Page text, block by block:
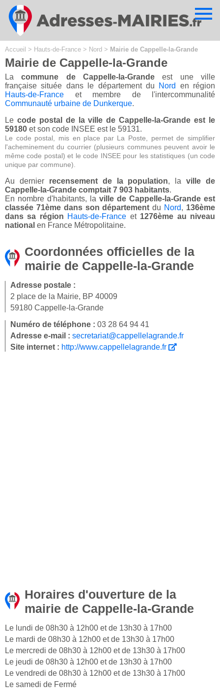
Accueil > Hauts-de-France > Nord > Mairie de Cappelle-la-Grande
Mairie de Cappelle-la-Grande
Lacommune de Cappelle-la-Grande est une ville
française située dans le département du
Nord
en région
Hauts-de-France et membre de l'intercommunalité
Communauté urbaine de Dunkerque.
Le code postal de la ville de Cappelle-la-Grande est le
59180 et son code INSEE est le 59131.
Le code postal, mis en place par La Poste, permet de simplifier
l'acheminement du courrier (plusieurs communes peuvent avoir le
même code postal) et le code INSEE pour les statistiques (un code
unique par commune).
Au dernier recensement de la population, laville de
Cappelle-la-Grande comptait 7 903 habitants.
En nombre d'habitants, la ville de Cappelle-la-Grande est
classée 71ème dans son département du Nord, 136ème
dans sa région Hauts-de-France et 1276ème au niveau
national en France Métropolitaine.
Coordonnées officielles de la
mairie de Cappelle-la-Grande
Adresse postale :
2 place de la Mairie, BP 40009
59180 Cappelle-la-Grande
Numéro de téléphone : 03 28 64 94 41
Adresse e-mail : secretariat@cappellelagrande.fr
Site internet : http://www.cappellelagrande.fr
Horaires d'ouverture de la
mairie de Cappelle-la-Grande
Le lundi de 08h30 à 12h00 et de 13h30 à 17h00
Le mardi de 08h30 à 12h00 et de 13h30 à 17h00
Le mercredi de 08h30 à 12h00 et de 13h30 à 17h00
Le jeudi de 08h30 à 12h00 et de 13h30 à 17h00
Le vendredi de 08h30 à 12h00 et de 13h30 à 17h00
Le samedi de Fermé
Cookies management panel